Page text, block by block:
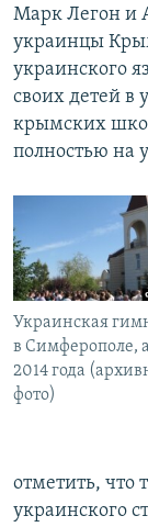
Марк Легон и
украинцы
украинского
своих детей в
крымских
полностью на
Украинская
в Симферополе,
2014 года
фото)
отметить, что
украинского